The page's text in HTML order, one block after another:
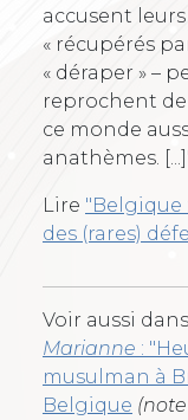
accusent
« récupérés
« déraper » –
reprochent de
ce monde
anathèmes.
Lire "Belgique
des (rares)
Voir aussi
Marianne :
musulman à
Belgique